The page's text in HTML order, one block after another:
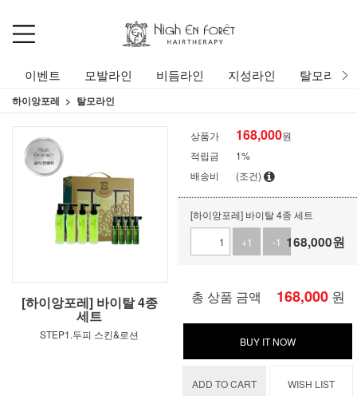
이벤트 모발라인 비듬라인 지성라인
탈모라인
하이앙포레
탈모라인
[하이앙포레] 바이탈 4종
세트
STEP1.두피 스킨&로션
상품가 168,000원
적립금
1%
배송비
(조건)
[하이앙포레] 바이탈 4종 세트
+1
-1 168,000원
총 상품 금액 168,000 원
BUY IT NOW
ADD TO CART WISH LIST